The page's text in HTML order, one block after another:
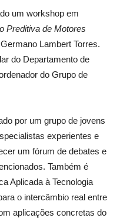
um workshop em
Preditiva de Motores
Lambert Torres.
do Departamento de
do Grupo de
por um grupo de jovens
experientes e
um fórum de debates e
Também é
Aplicada à Tecnologia
o intercâmbio real entre
aplicações concretas do